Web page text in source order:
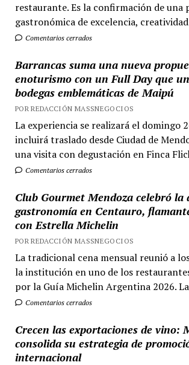
restaurante. Es la confirmación de una
gastronómica de excelencia,
Comentarios cerrados
Barrancas suma una nueva
enoturismo con un Full Day que
bodegas emblemáticas de Maipú
POR REDACCIÓN MASSNEGOCIOS
La experiencia se realizará el domingo
incluirá traslado desde Ciudad de
una visita con degustación en Finca
Comentarios cerrados
Club Gourmet Mendoza celebró la
gastronomía en Centauro,
con Estrella Michelin
POR REDACCIÓN MASSNEGOCIOS
La tradicional cena mensual reunió a
la institución en uno de los
por la Guía Michelin Argentina 2026.
Comentarios cerrados
Crecen las exportaciones de vino:
consolida su estrategia de
internacional